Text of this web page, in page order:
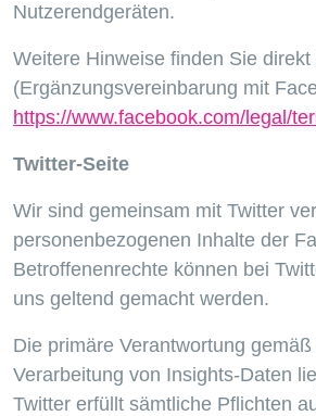
Nutzerendgeräten.
Weitere Hinweise finden Sie
(Ergänzungsvereinbarung mit
https://www.facebook.com/legal/
Twitter-Seite
Wir sind gemeinsam mit Twitter
personenbezogenen Inhalte der
Betroffenenrechte können bei
uns geltend gemacht werden.
Die primäre Verantwortung
Verarbeitung von Insights-Daten
Twitter erfüllt sämtliche Pflichten